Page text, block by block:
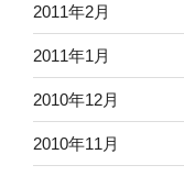
2011年2月
2011年1月
2010年12月
2010年11月